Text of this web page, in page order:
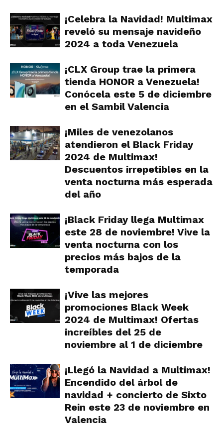
¡Celebra la Navidad! Multimax
reveló su mensaje navideño
2024 a toda Venezuela
¡CLX Group trae la primera
tienda HONOR a Venezuela!
Conócela este 5 de diciembre
en el Sambil Valencia
¡Miles de venezolanos
atendieron el Black Friday
2024 de Multimax!
Descuentos irrepetibles en la
venta nocturna más esperada
del año
¡Black Friday llega Multimax
este 28 de noviembre! Vive la
venta nocturna con los
precios más bajos de la
temporada
¡Vive las mejores
promociones Black Week
2024 de Multimax! Ofertas
increíbles del 25 de
noviembre al 1 de diciembre
¡Llegó la Navidad a Multimax!
Encendido del árbol de
navidad + concierto de Sixto
Rein este 23 de noviembre en
Valencia